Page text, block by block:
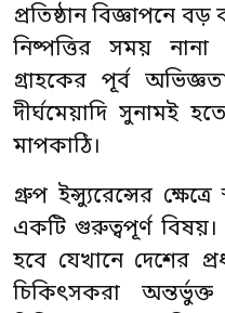
প্রতিষ্ঠান বিজ্ঞাপনে
নিষ্পত্তির সময়
গ্রাহকের পূর্ব
দীর্ঘমেয়াদি সুনামই
মাপকাঠি।
গ্রুপ ইন্স্যুরেন্সের
একটি গুরুত্বপূর্ণ
হবে যেখানে দেশের
চিকিৎসকরা